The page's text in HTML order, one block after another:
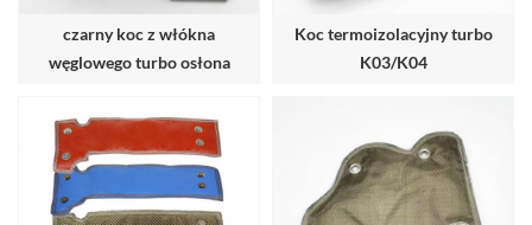
czarny koc z włókna
węglowego turbo osłona
Koc termoizolacyjny turbo
K03/K04